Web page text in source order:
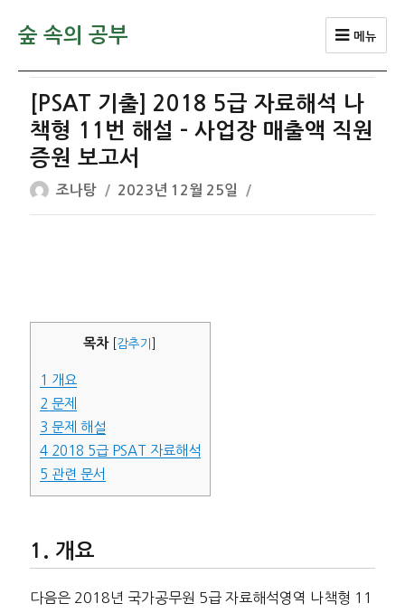
숲 속의 공부 메뉴
[PSAT 기출] 2018 5급 자료해석 나
책형 11번 해설 – 사업장 매출액 직원
증원 보고서
글
쓴
조나탕
작
성
2023년 12월 25일
목차 감추기
1 개요
2 문제
3 문제 해설
42018 5급 PSAT 자료해석
5 관련 문서
개요
다음은 2018년 국가공무원 5급 자료해석영역 나책형 11